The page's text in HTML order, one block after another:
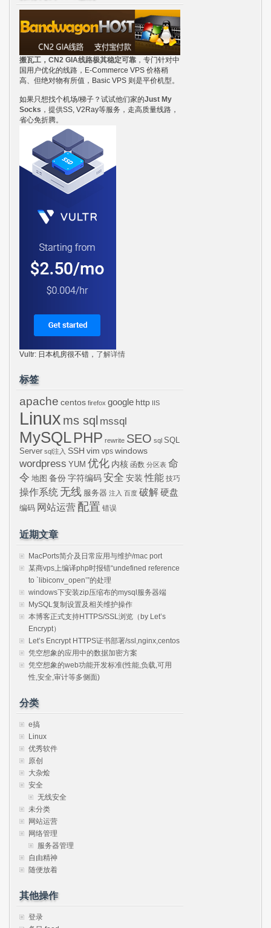
搬瓦工，CN2 GIA线路极其稳定可靠 ，专门针对中
国用户优化的线路，E-Commerce VPS 价格稍
高、但绝对物有所值，Basic VPS 则是平价机型。
如果只想找个机场/梯子？试试他们家的Just My
Socks ，提供SS, V2Ray等服务，走高质量线路，
省心免折腾。
Vultr: 日本机房很不错， 了解详情
标签
apache centos firefox google http IIS
Linux ms sql mssql
MySQLPHP rewrite SEO sql SQL
Server sql注入 SSH vim vps windows
wordpress YUM 优化 内核 函数 分区表 命
令 地图 备份 字符编码 安全 安装 性能 技巧
操作系统 无线 服务器 注入 百度 破解硬盘
编码 网站运营 配置 错误
近期文章
MacPorts简介及日常应用与维护/mac port
某商vps上编译php时报错“undefined reference
to `libiconv_open’”的处理
windows下安装zip压缩布的mysql服务器端
MySQL复制设置及相关维护操作
本博客正式支持HTTPS/SSL浏览（by Let’s
Encrypt）
Let’s Encrypt HTTPS证书部署/ssl,nginx,centos
凭空想象的应用中的数据加密方案
凭空想象的web功能开发标准(性能,负载,可用
性,安全,审计等多侧面)
分类
e搞
Linux
优秀软件
原创
大杂烩
安全
无线安全
未分类
网站运营
网络管理
服务器管理
自由精神
随便放着
其他操作
登录